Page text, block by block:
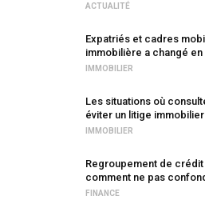
ACTUALITÉ
Expatriés et cadres
immobilière a changé en
IMMOBILIER
Les situations où
éviter un litige
IMMOBILIER
Regroupement de
comment ne pas
FINANCE